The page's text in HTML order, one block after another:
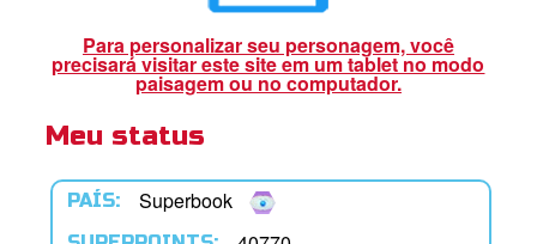
Idioma
Para personalizar seu personagem, você
precisará visitar este site em um tablet no modo
paisagem ou no computador.
Meu status
PAÍS: Superbook